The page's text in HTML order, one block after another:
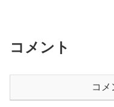
コメント
コメ